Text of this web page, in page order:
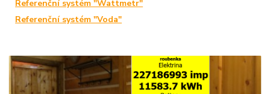
Referenční systém "Wattmetr"
Referenční systém "Voda"